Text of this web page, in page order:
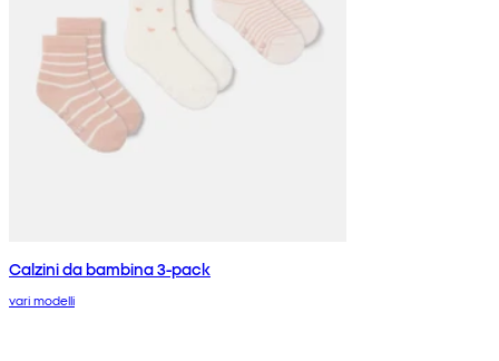
Calzini da bambina 3-pack
vari modelli